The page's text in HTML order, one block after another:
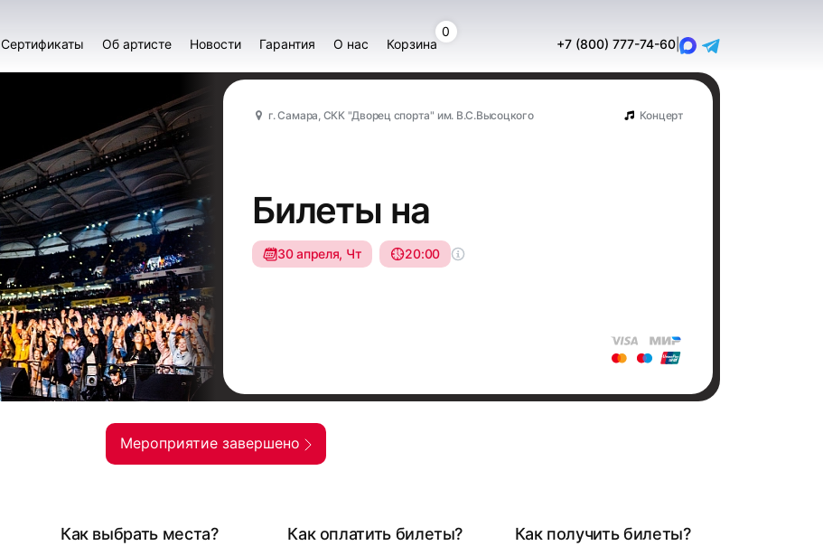
Сертификаты Об артисте Новости Гарантия О нас Корзина
0
+7 (800) 777-74-60
г. Самара, СКК "Дворец спорта" им. В.С.Высоцкого Концерт
Билеты на
30 апреля, Чт 20:00
Мероприятие завершено
Как выбрать места? Как оплатить билеты? Как получить билеты?